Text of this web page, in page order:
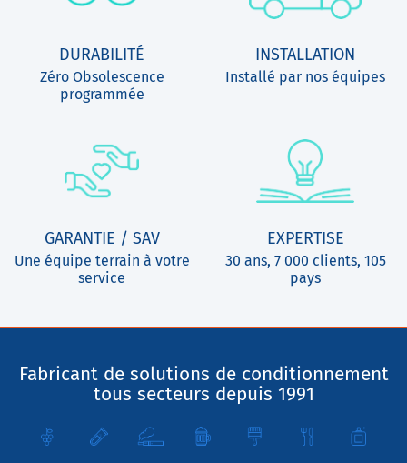
DURABILITÉ
Zéro Obsolescence
programmée
INSTALLATION
Installé par nos équipes
GARANTIE / SAV
Une équipe terrain à votre
service
EXPERTISE
30 ans, 7 000 clients, 105
pays
Fabricant de solutions de conditionnement
tous secteurs depuis 1991